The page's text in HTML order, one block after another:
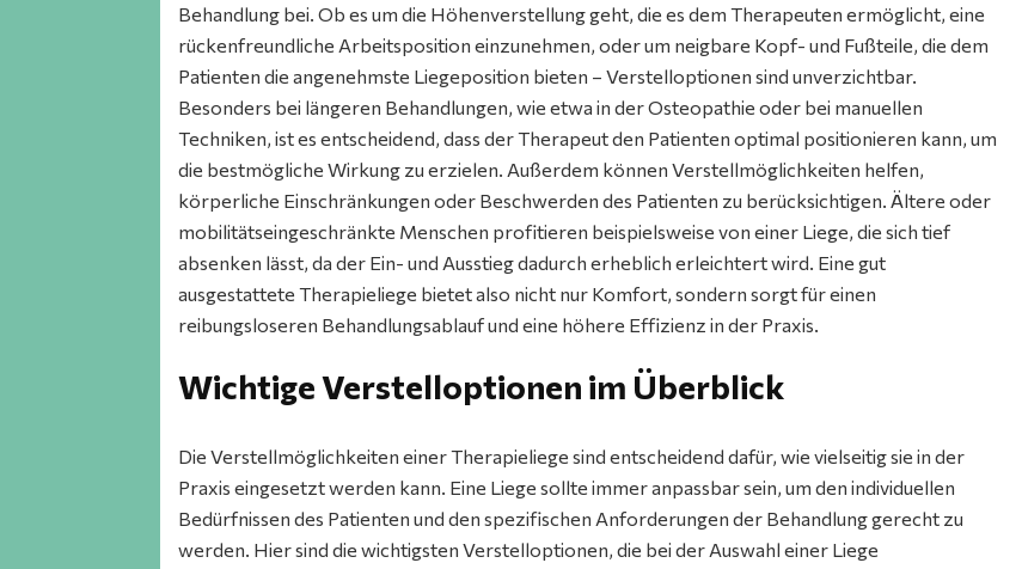
Behandlung bei. Ob es um die Höhenverstellung geht, die es dem Therapeuten ermöglicht, eine
rückenfreundliche Arbeitsposition einzunehmen, oder um neigbare Kopf- und Fußteile, die dem
Patienten die angenehmste Liegeposition bieten – Verstelloptionen sind unverzichtbar.
Besonders bei längeren Behandlungen, wie etwa in der Osteopathie oder bei manuellen
Techniken, ist es entscheidend, dass der Therapeut den Patienten optimal positionieren kann, um
die bestmögliche Wirkung zu erzielen. Außerdem können Verstellmöglichkeiten helfen,
körperliche Einschränkungen oder Beschwerden des Patienten zu berücksichtigen. Ältere oder
mobilitätseingeschränkte Menschen profitieren beispielsweise von einer Liege, die sich tief
absenken lässt, da der Ein- und Ausstieg dadurch erheblich erleichtert wird. Eine gut
ausgestattete Therapieliege bietet also nicht nur Komfort, sondern sorgt für einen
reibungsloseren Behandlungsablauf und eine höhere Effizienz in der Praxis.
Wichtige Verstelloptionen im Überblick
Die Verstellmöglichkeiten einer Therapieliege sind entscheidend dafür, wie vielseitig sie in der
Praxis eingesetzt werden kann. Eine Liege sollte immer anpassbar sein, um den individuellen
Bedürfnissen des Patienten und den spezifischen Anforderungen der Behandlung gerecht zu
werden. Hier sind die wichtigsten Verstelloptionen, die bei der Auswahl einer Liege